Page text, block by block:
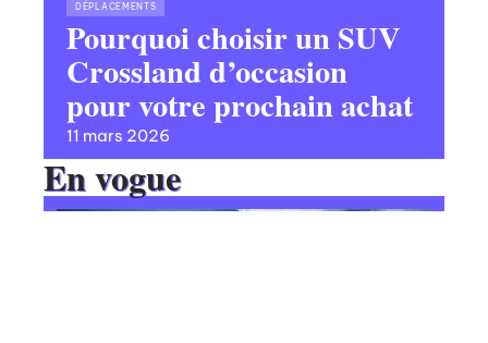
DÉPLACEMENTS
Pourquoi choisir un SUV
Crossland d’occasion
pour votre prochain achat
11 mars 2026
En vogue